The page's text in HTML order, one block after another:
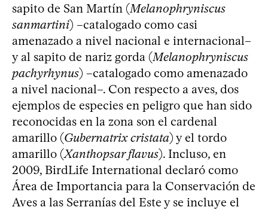
sapito de San Martín (Melanophryniscus
sanmartini) –catalogado como casi
amenazado a nivel nacional e internacional–
y al sapito de nariz gorda (Melanophryniscus
pachyrhynus) –catalogado como amenazado
a nivel nacional–. Con respecto a aves, dos
ejemplos de especies en peligro que han sido
reconocidas en la zona son el cardenal
amarillo (Gubernatrix cristata) y el tordo
amarillo (Xanthopsar flavus). Incluso, en
2009, BirdLife International declaró como
Área de Importancia para la Conservación de
Aves a las Serranías del Este y se incluye el